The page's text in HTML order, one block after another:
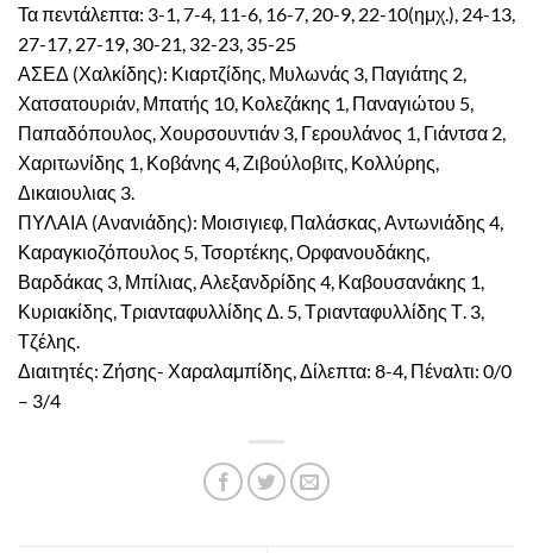
Τα πεντάλεπτα: 3-1, 7-4, 11-6, 16-7, 20-9, 22-10(ημχ.), 24-13,
27-17, 27-19, 30-21, 32-23, 35-25
ΑΣΕΔ (Χαλκίδης): Κιαρτζίδης, Μυλωνάς 3, Παγιάτης 2,
Χατσατουριάν, Μπατής 10, Κολεζάκης 1, Παναγιώτου 5,
Παπαδόπουλος, Χουρσουντιάν 3, Γερουλάνος 1, Γιάντσα 2,
Χαριτωνίδης 1, Κοβάνης 4, Ζιβούλοβιτς, Κολλύρης,
Δικαιουλιας 3.
ΠΥΛΑΙΑ (Ανανιάδης): Μοισιγιεφ, Παλάσκας, Αντωνιάδης 4,
Καραγκιοζόπουλος 5, Τσορτέκης, Ορφανουδάκης,
Βαρδάκας 3, Μπίλιας, Αλεξανδρίδης 4, Καβουσανάκης 1,
Κυριακίδης, Τριανταφυλλίδης Δ. 5, Τριανταφυλλίδης Τ. 3,
Τζέλης.
Διαιτητές: Ζήσης- Χαραλαμπίδης, Δίλεπτα: 8-4, Πέναλτι: 0/0
– 3/4